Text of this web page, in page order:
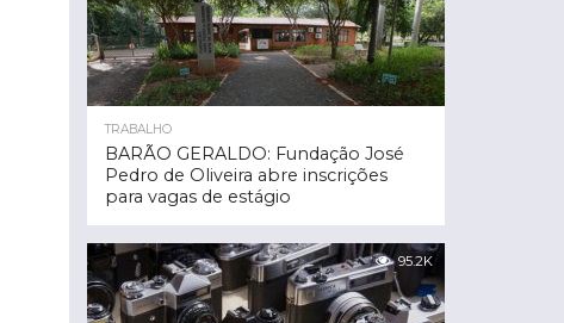
TRABALHO
BARÃO GERALDO: Fundação José
Pedro de Oliveira abre inscrições
para vagas de estágio
95.2K